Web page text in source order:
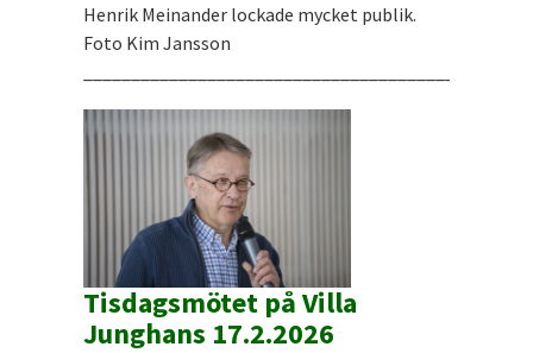
Henrik Meinander lockade mycket publik.
Foto Kim Jansson
Tisdagsmötet på Villa
Junghans 17.2.2026